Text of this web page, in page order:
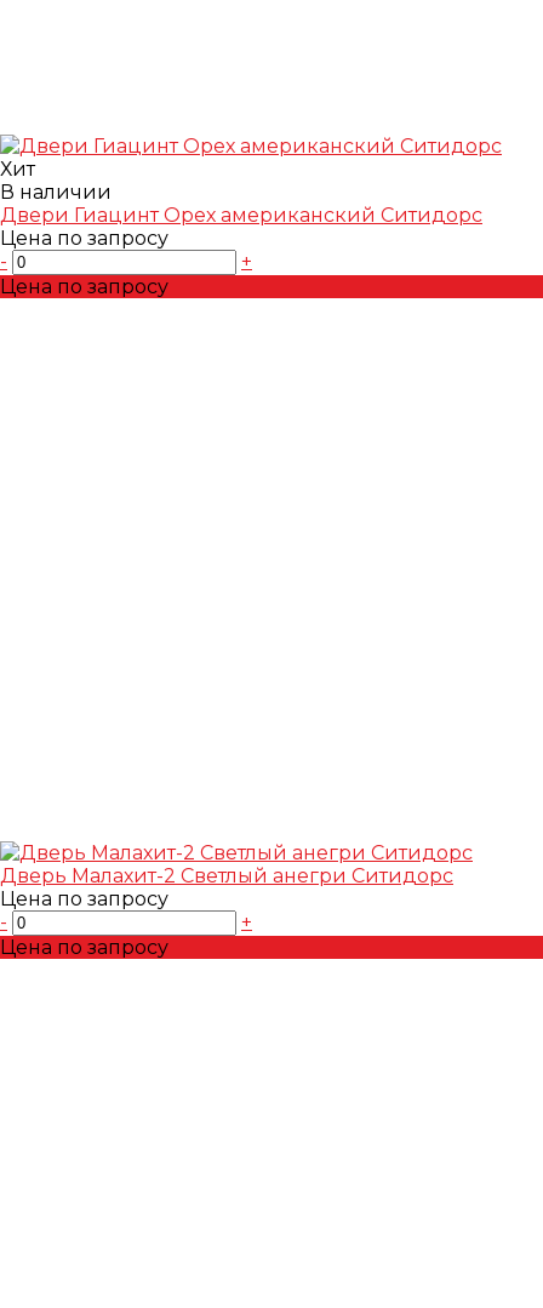
Хит
В наличии
Двери Гиацинт Орех американский Ситидорс
Цена по запросу
-
+
Цена по запросу
Дверь Малахит-2 Светлый анегри Ситидорс
Цена по запросу
-
+
Цена по запросу